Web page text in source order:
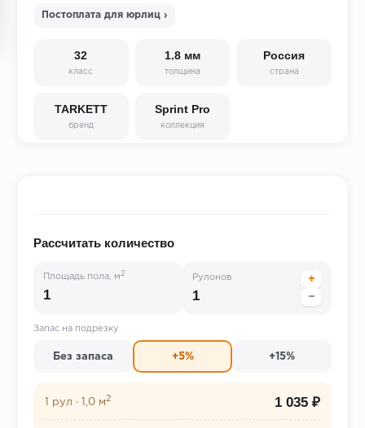
Постоплата для юрлиц ›
32
класс
1.8 мм
толщина
Россия
страна
TARKETT
бренд
Sprint Pro
коллекция
Рассчитать количество
Площадь пола, м 2
Рулонов
+
−
Запас на подрезку
Без запаса +5% +15%
1 рул · 1,0 м 2 1 035 ₽